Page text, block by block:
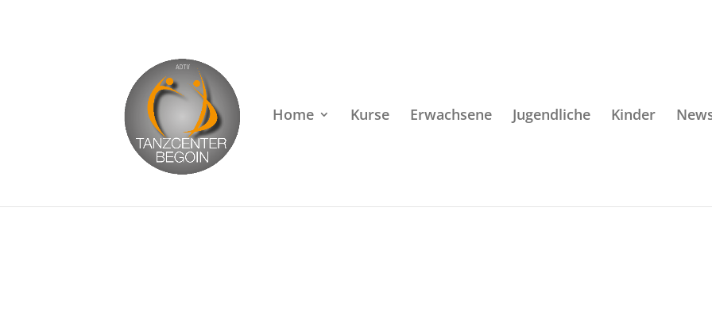
Home Kurse Erwachsene Jugendliche Kinder